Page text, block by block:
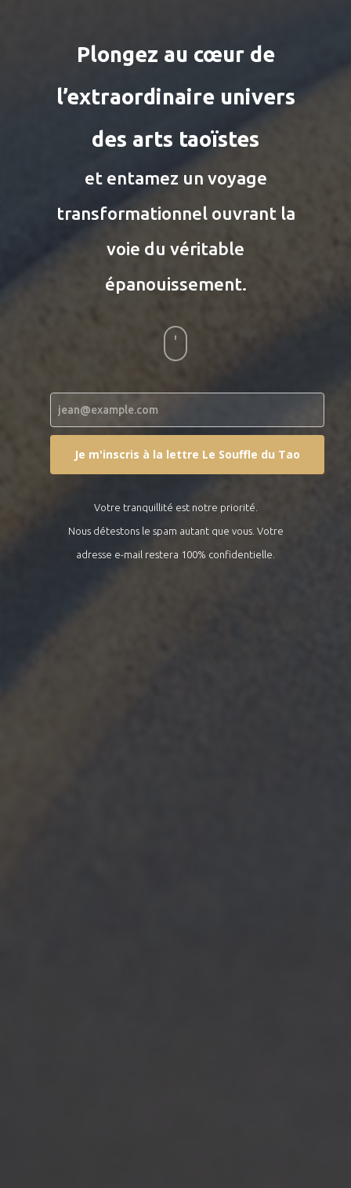
Plongez au cœur de
l’extraordinaire univers
des arts taoïstes
et entamez un voyage
transformationnel ouvrant la
voie du véritable
épanouissement.
Votre tranquillité est notre priorité.
Nous détestons le spam autant que vous. Votre
adresse e-mail restera 100% confidentielle.